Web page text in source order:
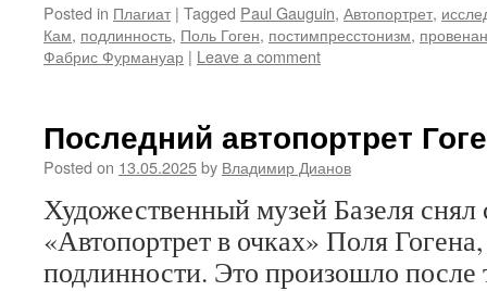
Posted in Плагиат | Tagged Paul Gauguin, Автопортрет,
Кам, подлинность, Поль Гоген, постимпресстонизм,
Фабрис Фурмануар | Leave a comment
Последний автопортрет
Posted on 13.05.2025by Владимир Дианов
Художественный музей Базеля снял
«Автопортрет в очках» Поля
подлинности. Это произошло